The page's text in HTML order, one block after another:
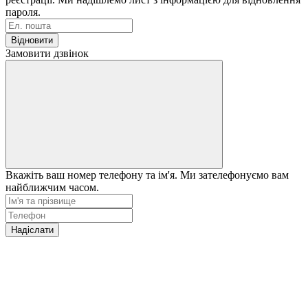
пароля.
Відновити
Замовити дзвінок
Вкажіть ваш номер телефону та ім'я. Ми зателефонуємо вам
найближчим часом.
Надіслати